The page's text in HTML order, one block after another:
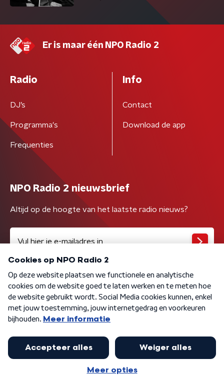
Er is maar één NPO Radio 2
Radio
DJ’s
Programma's
Frequenties
Info
Contact
Download de app
NPO Radio 2 nieuwsbrief
Altijd op de hoogte van het laatste radio nieuws?
Algemene voorwaarden